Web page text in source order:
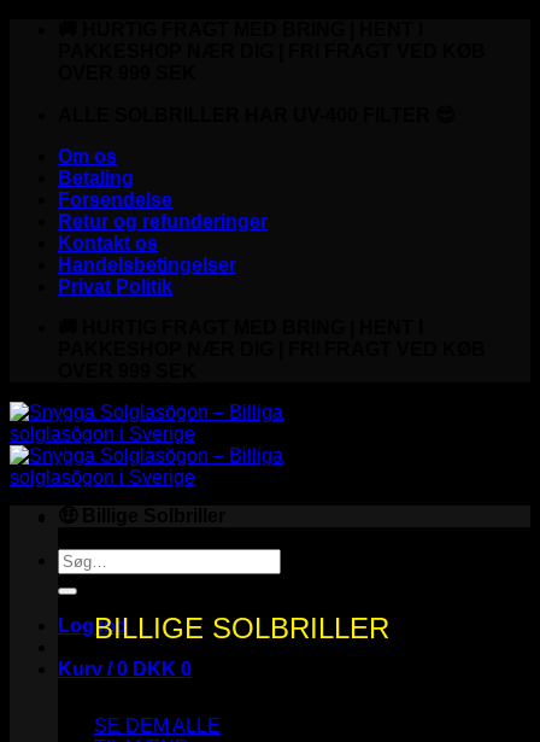
Om os
Betaling
Forsendelse
Retur og refunderinger
Kontakt os
Handelsbetingelser
Privat Politik
Søg
efter:
Log ind
Kurv /0 DKK 0
BILLIGE SOLBRILLER
SE DEM ALLE